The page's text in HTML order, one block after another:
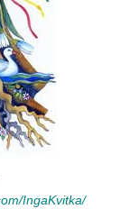
IngaKvitka/